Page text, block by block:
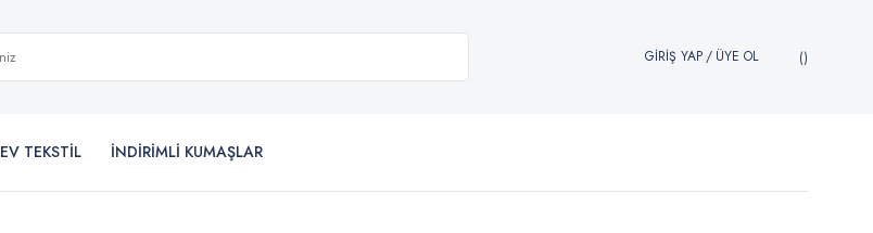
GİRİŞ YAP/ ÜYE OL
EV TEKSTİL İNDİRİMLİ KUMAŞLAR